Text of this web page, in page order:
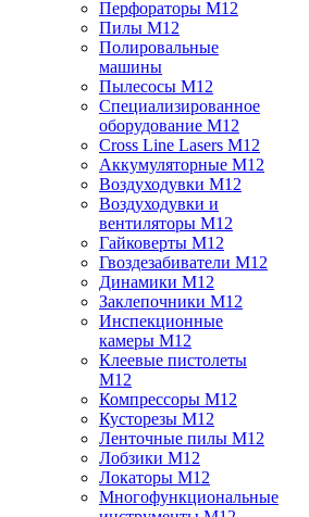
Перфораторы M12
Пилы M12
Полировальные
машины
Пылесосы M12
Специализированное
оборудование M12
Cross Line Lasers M12
Аккумуляторные M12
Воздуходувки M12
Воздуходувки и
вентиляторы M12
Гайковерты M12
Гвоздезабиватели M12
Динамики M12
Заклепочники M12
Инспекционные
камеры M12
Клеевые пистолеты
M12
Компрессоры M12
Кусторезы M12
Ленточные пилы M12
Лобзики M12
Локаторы M12
Многофункциональные